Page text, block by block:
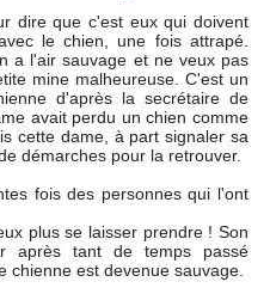
dire que c'est eux qui doivent
le chien, une fois attrapé.
a l'air sauvage et ne veux pas
mine malheureuse. C'est un
d'après la secrétaire de
avait perdu un chien comme
cette dame, à part signaler sa
démarches pour la retrouver.
fois des personnes qui l'ont
plus se laisser prendre ! Son
après tant de temps passé
chienne est devenue sauvage.